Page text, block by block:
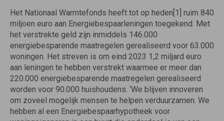
Het Nationaal Warmtefonds heeft tot op heden[1] ruim 840
miljoen euro aan Energiebespaarleningen toegekend. Met
het verstrekte geld zijn inmiddels 146.000
energiebesparende maatregelen gerealiseerd voor 63.000
woningen. Het streven is om eind 2023 1,2 miljard euro
aan leningen te hebben verstrekt waarmee er meer dan
220.000 energiebesparende maatregelen gerealiseerd
worden voor 90.000 huishoudens. ‘We blijven innoveren
om zoveel mogelijk mensen te helpen verduurzamen. We
hebben al een Energiebespaarhypotheek voor